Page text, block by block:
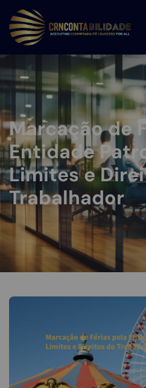
Marcação de
Entidade
Limites e
Trabalhador